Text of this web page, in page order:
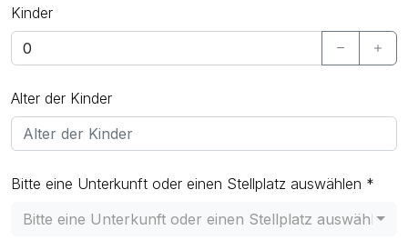
Kinder
Alter der Kinder
Bitte eine Unterkunft oder einen Stellplatz auswählen *
Bitte eine Unterkunft oder einen Stellplatz auswählen